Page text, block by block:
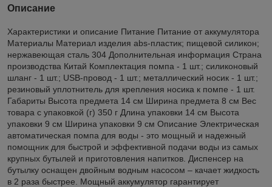
Описание
Характеристики и описание Питание Питание от аккумулятора
Материалы Материал изделия abs-пластик; пищевой силикон;
нержавеющая сталь 304 Дополнительная информация Страна
производства Китай Комплектация помпа - 1 шт.; силиконовый
шланг - 1 шт.; USB-провод - 1 шт.; металлический носик - 1 шт.;
резиновый уплотнитель для крепления носика к помпе - 1 шт.
Габариты Высота предмета 14 см Ширина предмета 8 см Вес
товара с упаковкой (г) 350 г Длина упаковки 14 см Высота
упаковки 9 см Ширина упаковки 9 см Описание Электрическая
автоматическая помпа для воды - это мощный и надежный
помощник для быстрой и эффективной подачи воды из самых
крупных бутылей и приготовления напитков. Диспенсер на
бутылку оснащен двойным водным насосом – качает жидкость
в 2 раза быстрее. Мощный аккумулятор гарантирует